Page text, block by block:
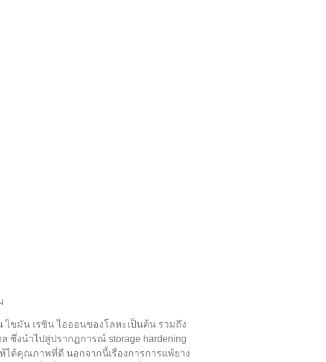
ขมัน เรซิน ไอออนของโลหะเป็นต้น รวมถึง
ล ซึ่งนำไปสู่ปรากฏการณ์ storage hardening
ได้คุณภาพที่ดี นอกจากนี้เรื่องการการแพ้ยาง